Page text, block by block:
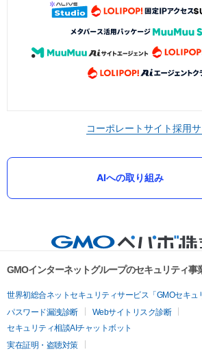
コーポレートサイト採用
AIへの取り組み
GMOインターネットグループのセキュリティ事
世界初総合ネットセキュリティサービス「GMOセキュ
パスワード漏洩診断
Webサイトリスク診断
セキュリティ相談AIチャットボット
実在証明・盗聴対策